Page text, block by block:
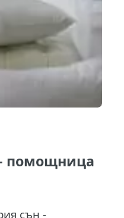
помощница
сън -